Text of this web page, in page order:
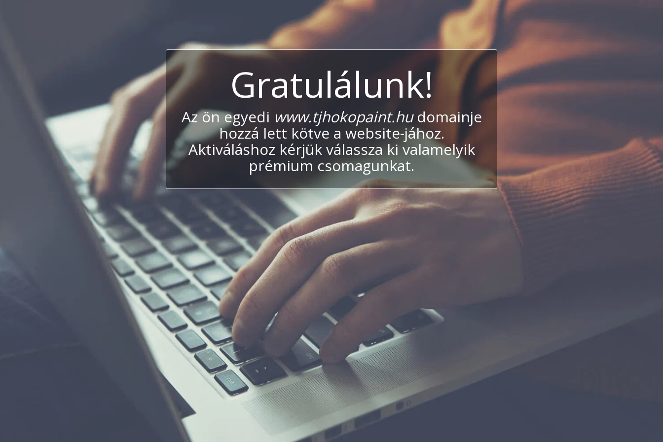
Gratulálunk!
Az ön egyedi www.tjhokopaint.hudomainje
hozzá lett kötve a website-jához.
Aktiváláshoz kérjük válassza ki valamelyik
prémium csomagunkat.